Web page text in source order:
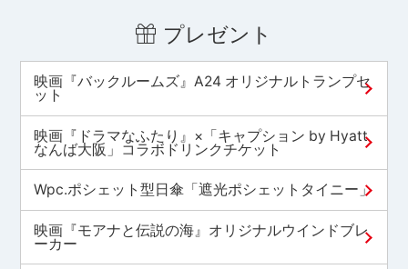
プレゼント
映画『バックルームズ』A24 オリジナルトランプセ
ット
映画『ドラマなふたり』×「キャプション by Hyatt
なんば大阪」コラボドリンクチケット
Wpc.ポシェット型日傘「遮光ポシェットタイニー」
映画『モアナと伝説の海』オリジナルウインドブレ
ーカー